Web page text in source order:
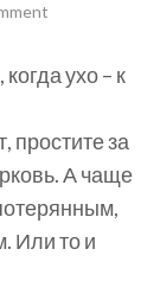
ухо – к
простите за
А чаще
Или то и